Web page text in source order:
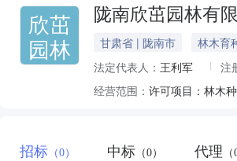
欣茁
园林
陇南欣茁园林有
甘肃省 | 陇南市 林木育
法定代表人： 王利军 注
经营范围：
招标 （0） 中标 （0） 代理 （